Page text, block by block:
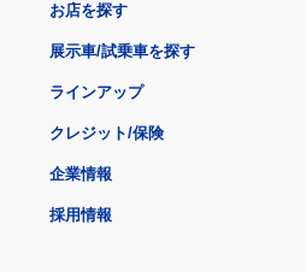
お店を探す
展示車/試乗車を探す
ラインアップ
クレジット/保険
企業情報
採用情報